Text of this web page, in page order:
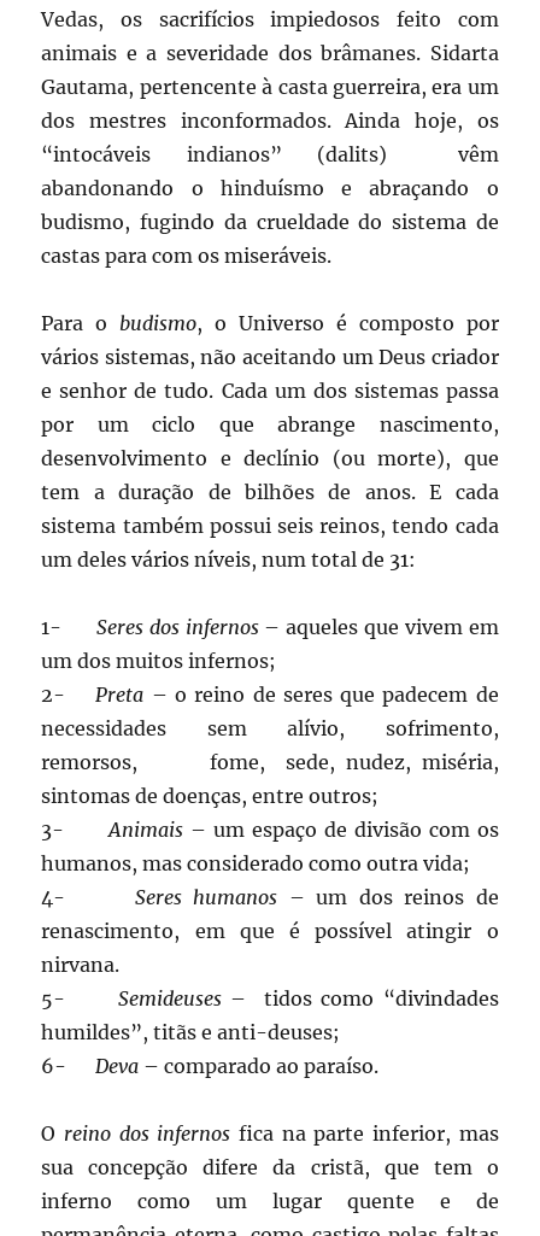
Vedas, os sacrifícios impiedosos feito com
animais e a severidade dos brâmanes. Sidarta
Gautama, pertencente à casta guerreira, era um
dos mestres inconformados. Ainda hoje, os
“intocáveis indianos” (dalits) vêm
abandonando o hinduísmo e abraçando o
budismo, fugindo da crueldade do sistema de
castas para com os miseráveis.
Para o budismo, o Universo é composto por
vários sistemas, não aceitando um Deus criador
e senhor de tudo. Cada um dos sistemas passa
por um ciclo que abrange nascimento,
desenvolvimento e declínio (ou morte), que
tem a duração de bilhões de anos. E cada
sistema também possui seis reinos, tendo cada
um deles vários níveis, num total de 31:
1-Seres dos infernos– aqueles que vivem em
um dos muitos infernos;
2-Preta – o reino de seres que padecem de
necessidades sem alívio, sofrimento,
remorsos, fome, sede, nudez, miséria,
sintomas de doenças, entre outros;
3-Animais– um espaço de divisão com os
humanos, mas considerado como outra vida;
4- Seres humanos – um dos reinos de
renascimento, em que é possível atingir o
nirvana.
5-Semideuses – tidos como “divindades
humildes”, titãs e anti-deuses;
6-Deva – comparado ao paraíso.
O reino dos infernos fica na parte inferior, mas
sua concepção difere da cristã, que tem o
inferno como um lugar quente e de